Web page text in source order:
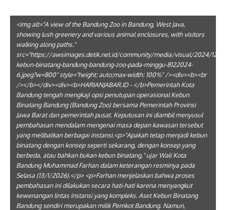
<img alt="A view of the Bandung Zoo in Bandung, West Java,
showing lush greenery and various animal enclosures, with visitors
walking along paths."
src="https://awsimages.detik.net.id/community/media/visual/2024/12/
kebun-binatang-bandung-bandung-zoo-pada-minggu-8122024-
6.jpeg?w=800" style="height: auto;max-width: 100%" /><div><b><br
/></b></div><div><b>HARIANJABAR.ID - </b>Pemerintah Kota
Bandung tengah mengkaji opsi penutupan operasional Kebun
Binatang Bandung (Bandung Zoo) bersama Pemerintah Provinsi
Jawa Barat dan pemerintah pusat. Keputusan ini diambil menyusul
pembahasan mendalam mengenai masa depan kawasan tersebut
yang melibatkan berbagai instansi.<p>"Apakah tetap menjadi kebun
binatang dengan konsep seperti sekarang, dengan konsep yang
berbeda, atau bahkan bukan kebun binatang," ujar Wali Kota
Bandung Muhammad Farhan dalam keterangan resminya pada
Selasa (13/1/2026).</p> <p>Farhan menjelaskan bahwa proses
pembahasan ini dilakukan secara hati-hati karena menyangkut
kewenangan lintas instansi yang kompleks. Aset Kebun Binatang
Bandung sendiri merupakan milik Pemkot Bandung. Namun,